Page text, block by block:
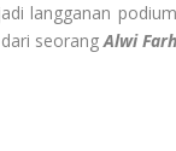
langganan
dari seorangAlwi